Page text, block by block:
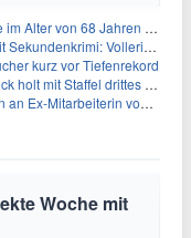
von 68 Jahren gestorben
Vollering in Gelb
kurz vor Tiefenrekord
mit Staffel drittes EM-Gold
Mitarbeiterin von Infantino
Woche mit